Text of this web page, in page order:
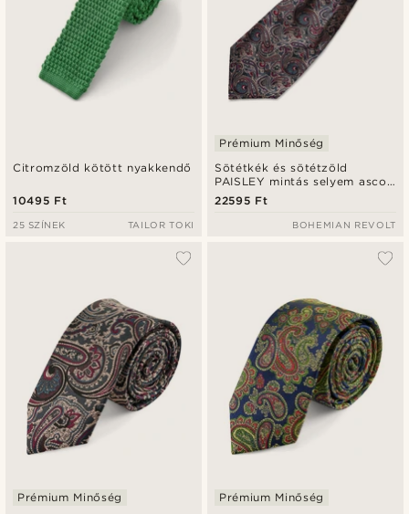
Citromzöld kötött nyakkendő
10495 Ft
25 SZÍNEK TAILOR TOKI
Sötétkék és sötétzöld
PAISLEY mintás selyem ascot
nyakkendő
Prémium Minőség
22595 Ft
BOHEMIAN REVOLT
Prémium Minőség Prémium Minőség